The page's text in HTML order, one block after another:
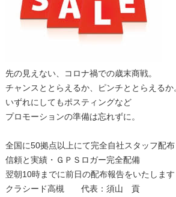
先の見えない、コロナ禍での歳末商戦。
チャンスととらえるか、ピンチととらえるか
いずれにしてもポスティングなど
プロモーションの準備は忘れずに。
全国に50拠点以上にて完全自社スタッフ配布
信頼と実績・ＧＰＳロガー完全配備
翌朝10時までに前日の配布報告をいたします
クラシード高槻 代表：須山 貢